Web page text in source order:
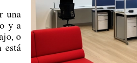
una
y a
o
está